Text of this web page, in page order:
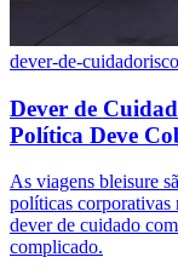
dever-de-cuidado
Dever de
Política Deve
As viagens bleisure
políticas corporativas
dever de cuidado
complicado.